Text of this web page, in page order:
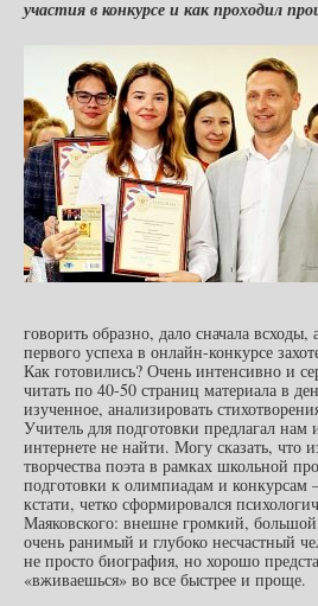
участия в конкурсе и как проходил
говорить образно, дало сначала
первого успеха в онлайн-конкурсе
Как готовились? Очень интенсивно и
читать по 40-50 страниц материала в
изученное, анализировать
Учитель для подготовки предлагал нам
интернете не найти. Могу сказать, что
творчества поэта в рамках школьной
подготовки к олимпиадам и конкурсам
кстати, четко сформировался
Маяковского: внешне громкий,
очень ранимый и глубоко несчастный
не просто биография, но хорошо
«вживаешься» во все быстрее и проще.